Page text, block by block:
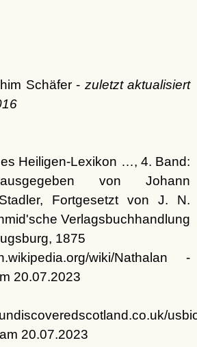
Schäfer - zuletzt aktualisiert
Heiligen-Lexikon …, 4. Band:
von Johann
Fortgesetzt von J. N.
Verlagsbuchhandlung
1875
wiki/Nathalan -
20.07.2023
20.07.2023